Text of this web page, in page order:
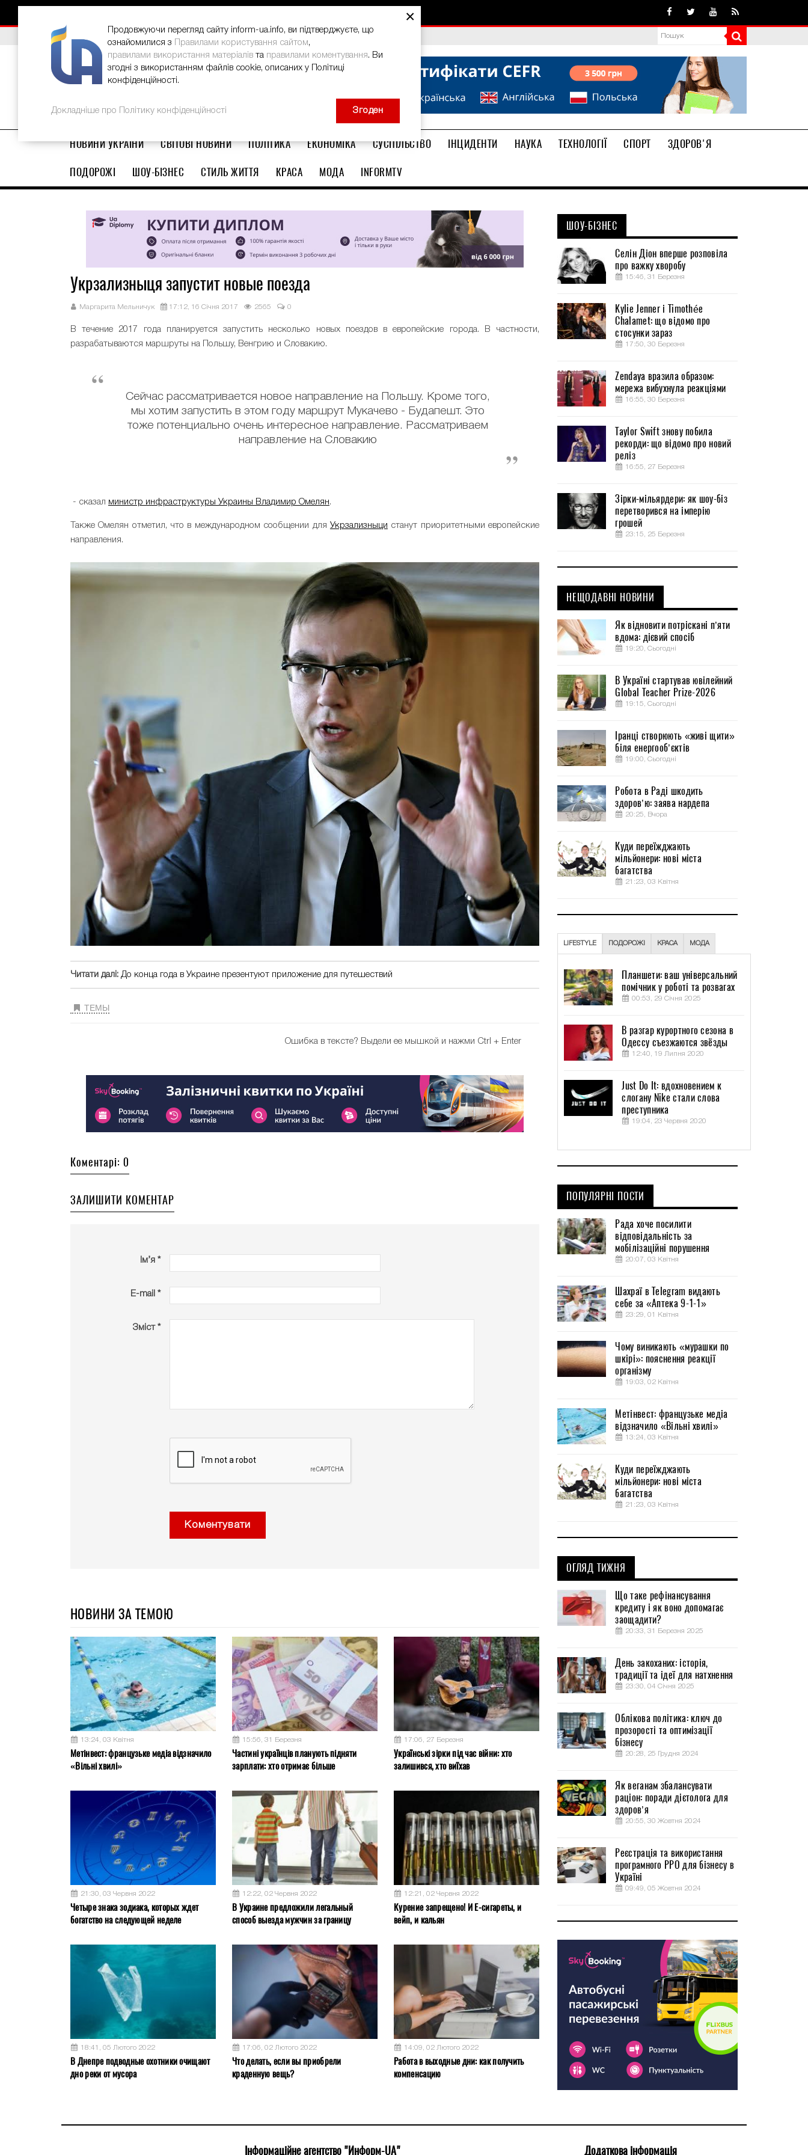
ВИБІР РЕДАКЦІЇ В Україні стартував ювілейний Global Teacher Prize-2026
НОВИНИ УКРАЇНИ СВІТОВІ НОВИНИ ПОЛІТИКА ЕКОНОМІКА СУСПІЛЬСТВО ІНЦИДЕНТИ НАУКА ТЕХНОЛОГІЇ СПОРТ
ЗДОРОВ'Я
ПОДОРОЖІ
ШОУ-БІЗНЕС СТИЛЬ ЖИТТЯ КРАСА МОДА INFORMTV
Укрзализныця запустит новые поезда
Маргарита Мельничук 17:12, 16 Січня 2017 2565 0
В течение 2017 года планируется запустить несколько новых поездов в европейские города. В частности,
разрабатываются маршруты на Польшу, Венгрию и Словакию.
Сейчас рассматривается новое направление на Польшу. Кроме того,
мы хотим запустить в этом году маршрут Мукачево - Будапешт. Это
тоже потенциально очень интересное направление. Рассматриваем
направление на Словакию
- сказал министр инфраструктуры Украины Владимир Омелян.
Также Омелян отметил, что в международном сообщении для Укрзализныци станут приоритетными европейские
направления.
Читати далі: До конца года в Украине презентуют приложение для путешествий
ТЕМЫ
Ошибка в тексте? Выдели ее мышкой и нажми Ctrl + Enter
Коментарі: 0
ЗАЛИШИТИ КОМЕНТАР
Ім’я *
E-mail *
Зміст *
Коментувати
НОВИНИ ЗА ТЕМОЮ
13:24, 03 Квітня
Метінвест: французьке медіа відзначило
«Вільні хвилі»
15:56, 31 Березня
Частині українців планують підняти
зарплати: хто отримає більше
17:06, 27 Березня
Українські зірки під час війни: хто
залишився, хто виїхав
21:30, 03 Червня 2022
Четыре знака зодиака, которых ждет
богатство на следующей неделе
12:22, 02 Червня 2022
В Украине предложили легальный
способ выезда мужчин за границу
12:21, 02 Червня 2022
Курение запрещено! И Е-сигареты, и
вейп, и кальян
18:41, 05 Лютого 2022
В Днепре подводные охотники очищают
дно реки от мусора
17:06, 02 Лютого 2022
Что делать, если вы приобрели
краденную вещь?
14:09, 02 Лютого 2022
Работа в выходные дни: как получить
компенсацию
ШОУ-БІЗНЕС
Селін Діон вперше розповіла
про важку хворобу
15:46, 31 Березня
Kylie Jenner і Timothée
Chalamet: що відомо про
стосунки зараз
17:50, 30 Березня
Zendaya вразила образом:
мережа вибухнула реакціями
16:55, 30 Березня
Taylor Swift знову побила
рекорди: що відомо про новий
реліз
16:55, 27 Березня
Зірки-мільярдери: як шоу-біз
перетворився на імперію
грошей
23:15, 25 Березня
НЕЩОДАВНІ НОВИНИ
Як відновити потріскані п’яти
вдома: дієвий спосіб
19:20, Сьогодні
В Україні стартував ювілейний
Global Teacher Prize-2026
19:15, Сьогодні
Іранці створюють «живі щити»
біля енергооб’єктів
19:00, Сьогодні
Робота в Раді шкодить
здоров’ю: заява нардепа
20:25, Вчора
Куди переїжджають
мільйонери: нові міста
багатства
21:23, 03 Квітня
LIFESTYLE ПОДОРОЖІ КРАСА МОДА
Планшети: ваш універсальний
помічник у роботі та розвагах
00:53, 29 Січня 2025
В разгар курортного сезона в
Одессу съезжаются звёзды
12:40, 19 Липня 2020
Just Do It: вдохновением к
слогану Nike стали слова
преступника
19:04, 23 Червня 2020
ПОПУЛЯРНІ ПОСТИ
Рада хоче посилити
відповідальність за
мобілізаційні порушення
20:07, 03 Квітня
Шахраї в Telegram видають
себе за «Аптека 9-1-1»
23:29, 01 Квітня
Чому виникають «мурашки по
шкірі»: пояснення реакції
організму
19:03, 02 Квітня
Метінвест: французьке медіа
відзначило «Вільні хвилі»
13:24, 03 Квітня
Куди переїжджають
мільйонери: нові міста
багатства
21:23, 03 Квітня
ОГЛЯД ТИЖНЯ
Що таке рефінансування
кредиту і як воно допомагає
заощадити?
20:33, 31 Березня 2025
День закоханих: історія,
традиції та ідеї для натхнення
23:30, 04 Січня 2025
Облікова політика: ключ до
прозорості та оптимізації
бізнесу
20:28, 25 Грудня 2024
Як веганам збалансувати
раціон: поради дієтолога для
здоров’я
20:55, 30 Жовтня 2024
Реєстрація та використання
програмного РРО для бізнесу в
Україні
09:49, 05 Жовтня 2024
Інформаційне агентство "Информ-UA" Додаткова інформація
×
Продовжуючи перегляд сайту inform-ua.info, ви підтверджуєте, що
ознайомилися з
Правилами користування сайтом,
правилами використання матеріалів та правилами коментування. Ви
згодні з використанням файлів cookie, описаних у Політиці
конфіденційності.
Докладніше про Політику конфіденційності Згоден